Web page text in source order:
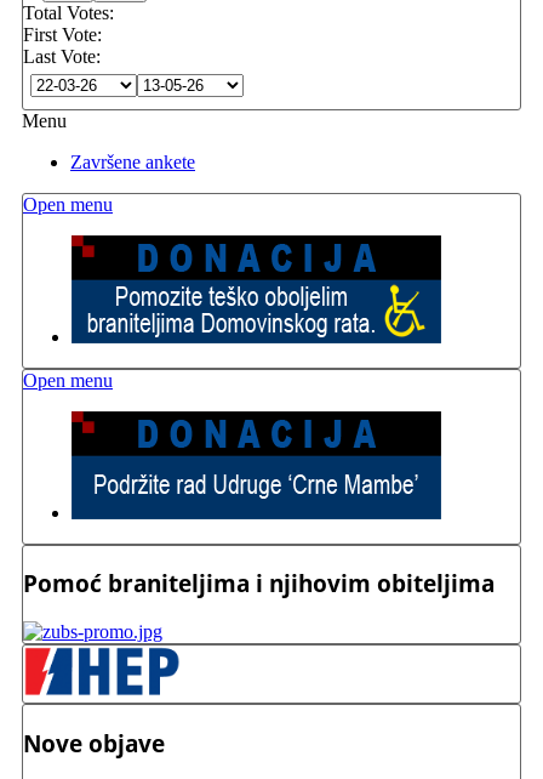
Total Votes:
First Vote:
Last Vote:
Menu
Završene ankete
Open menu
Open menu
Pomoć braniteljima i njihovim obiteljima
Nove objave